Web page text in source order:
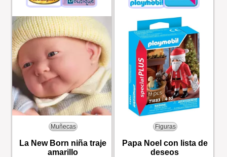
Muñecas
La New Born niña traje
amarillo
Figuras
Papa Noel con lista de
deseos